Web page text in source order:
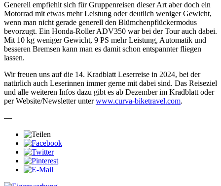
Generell empfiehlt sich für Gruppenreisen dieser Art aber doch ein
Motorrad mit etwas mehr Leistung oder deutlich weniger Gewicht,
wenn man nicht gerade generell den Blümchenpflückermodus
bevorzugt. Ein Honda-Roller ADV350 war bei der Tour auch dabei.
Mit 10 kg weniger Gewicht, 9 PS mehr Leistung, Automatik und
besseren Bremsen kann man es damit schon entspannter fliegen
lassen.
Wir freuen uns auf die 14. Kradblatt Leserreise in 2024, bei der
natürlich auch Leserinnen immer gerne mit dabei sind. Das Reiseziel
und alle weiteren Infos dazu gibt es ab Dezember im Kradblatt oder
per Website/Newsletter unterwww.curva-biketravel.com.
—